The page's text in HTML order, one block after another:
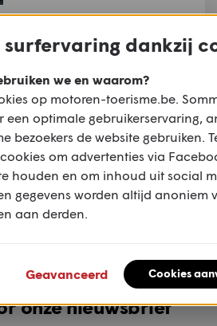
Moto Guzzi opent
vernieuwd museum
tijdens Moto Guzzi World
Days 2026
& Toerisme
#2
onze nieuwsbrief
surfervaring dankzij
we en waarom?
op motoren-toerisme.be.
een optimale gebruikerservaring,
bezoekers de website gebruiken.
om advertenties via
houden en om inhoud uit social
gegevens worden altijd anoniem
aan derden.
Geavanceerd Cookies